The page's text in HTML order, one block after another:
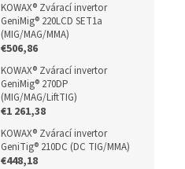
KOWAX® Zvárací invertor
GeniMig® 220LCD SET1a
(MIG/MAG/MMA)
€506,86
KOWAX® Zvárací invertor
GeniMig® 270DP
(MIG/MAG/LiftTIG)
€1 261,38
KOWAX® Zvárací invertor
GeniTig® 210DC (DC TIG/MMA)
€448,18